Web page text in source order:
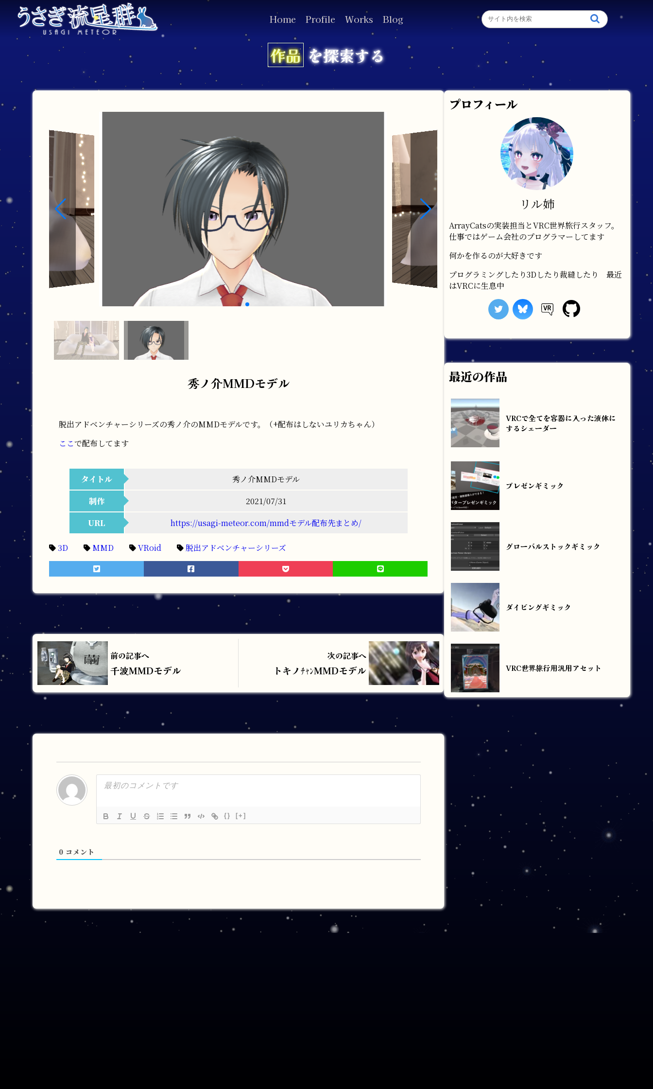
Home Profile Works Blog
作品 を探索する
秀ノ介MMDモデル
脱出アドベンチャーシリーズの秀ノ介のMMDモデルです。（+配布はしないユリカちゃん）
ここで配布してます
タイトル
秀ノ介MMDモデル
制作
2021/07/31
URL
https://usagi-meteor.com/mmdモデル配布先まとめ/
3D MMD VRoid 脱出アドベンチャーシリーズ
前の記事へ
千波MMDモデル
次の記事へ
トキノﾁｬﾝMMDモデル
{} [+]
0 コメント
プロフィール
リル姉
ArrayCatsの実装担当とVRC世界旅行スタッフ。
仕事ではゲーム会社のプログラマーしてます
何かを作るのが大好きです
プログラミングしたり3Dしたり裁縫したり 最近
はVRCに生息中
最近の作品
VRCで全てを容器に入った液体に
するシェーダー
プレゼンギミック
グローバルストックギミック
ダイビングギミック
VRC世界旅行用汎用アセット